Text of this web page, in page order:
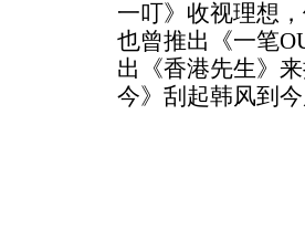
一叮》收视理想
也曾推出《一笔
出《香港先生》
今》刮起韩风到